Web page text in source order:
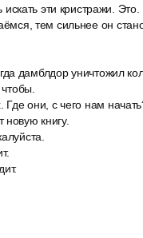
эти кристражи. Это.
тем сильнее он
дамблдор уничтожил
Где они, с чего нам
книгу.